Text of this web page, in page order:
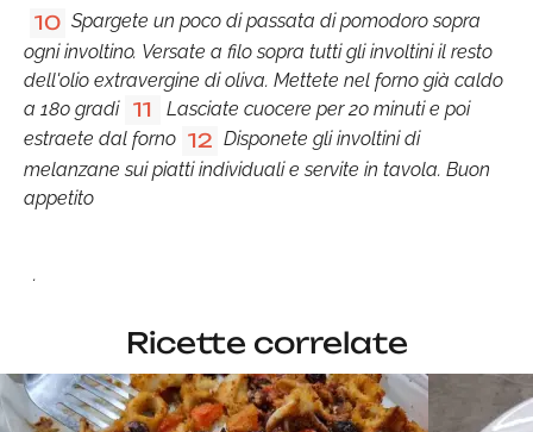
10 Spargete un poco di passata di pomodoro sopra
ogni involtino. Versate a filo sopra tutti gli involtini il resto
dell'olio extravergine di oliva. Mettete nel forno già caldo
a 180 gradi
11
Lasciate cuocere per 20 minuti e poi
estraete dal forno 12 Disponete gli involtini di
melanzane sui piatti individuali e servite in tavola. Buon
appetito
.
Ricette correlate